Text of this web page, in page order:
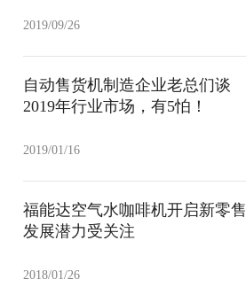
2019/09/26
自动售货机制造企业老总们谈
2019年行业市场，有5怕！
2019/01/16
福能达空气水咖啡机开启新零售
发展潜力受关注
2018/01/26